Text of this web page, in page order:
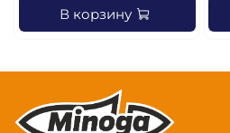
В корзину